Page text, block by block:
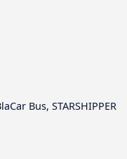
Bus, STARSHIPPER